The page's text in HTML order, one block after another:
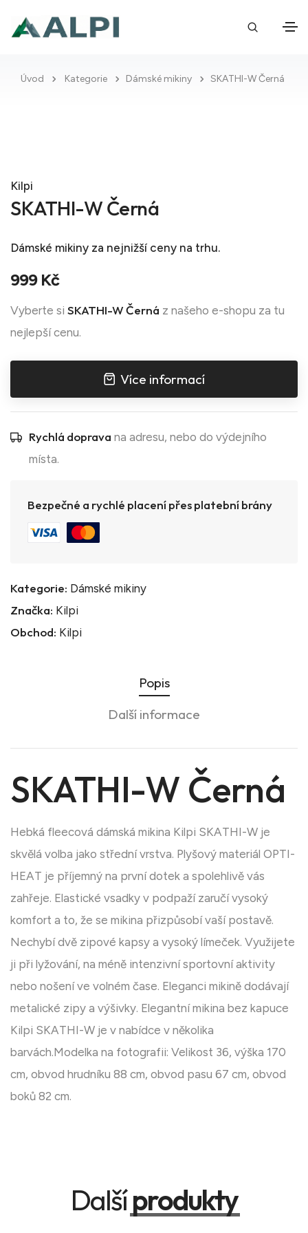
Úvod Kategorie Dámské mikiny SKATHI-W Černá
Kilpi
SKATHI-W Černá
Dámské mikiny za nejnižší ceny na trhu.
999 Kč
Vyberte si SKATHI-W Černá z našeho e-shopu za tu
nejlepší cenu.
Více informací
Rychlá doprava na adresu, nebo do výdejního
místa.
Bezpečné a rychlé placení přes platební brány
Kategorie: Dámské mikiny
Značka: Kilpi
Obchod: Kilpi
Popis
Další informace
SKATHI-W Černá
Hebká fleecová dámská mikina Kilpi SKATHI-W je
skvělá volba jako střední vrstva. Plyšový materiál OPTI-
HEAT je příjemný na první dotek a spolehlivě vás
zahřeje. Elastické vsadky v podpaží zaručí vysoký
komfort a to, že se mikina přizpůsobí vaší postavě.
Nechybí dvě zipové kapsy a vysoký límeček. Využijete
ji při lyžování, na méně intenzivní sportovní aktivity
nebo nošení ve volném čase. Eleganci mikině dodávají
metalické zipy a výšivky. Elegantní mikina bez kapuce
Kilpi SKATHI-W je v nabídce v několika
barvách.Modelka na fotografii: Velikost 36, výška 170
cm, obvod hrudníku 88 cm, obvod pasu 67 cm, obvod
boků 82 cm.
Dalšíprodukty